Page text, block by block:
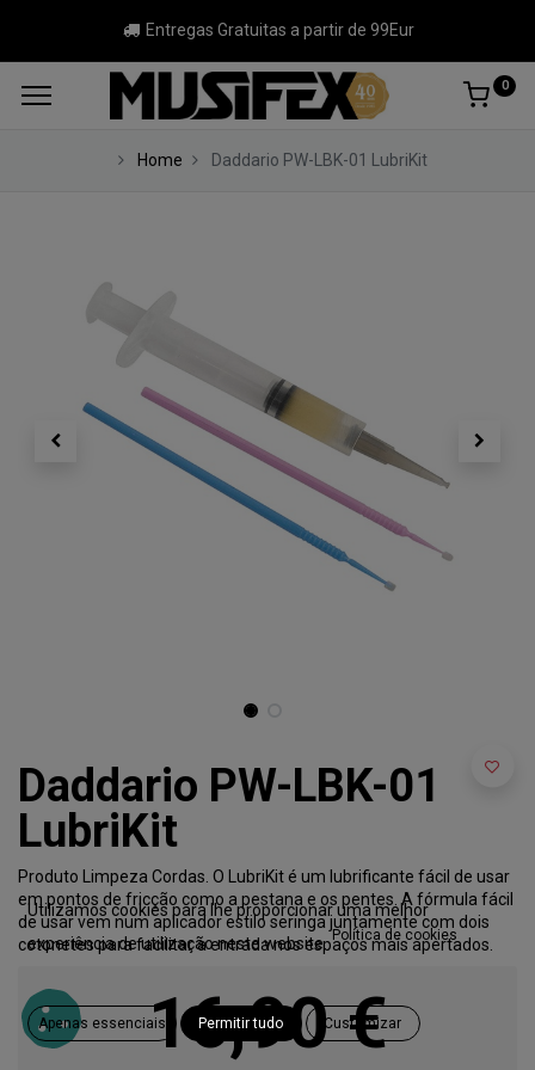
Entregas Gratuitas a partir de 99Eur
0
Home Daddario PW-LBK-01 LubriKit
Daddario PW-LBK-01
LubriKit
Produto Limpeza Cordas. O LubriKit é um lubrificante fácil de usar
em pontos de fricção como a pestana e os pentes. A fórmula fácil
de usar vem num aplicador estilo seringa juntamente com dois
cotonetes para facilitar a entrada nos espaços mais apertados.
16,90€
Utilizamos cookies para lhe proporcionar uma melhor
experiência de utilização neste website. Política de cookies
Apenas essenciais Permitir tudo Customizar